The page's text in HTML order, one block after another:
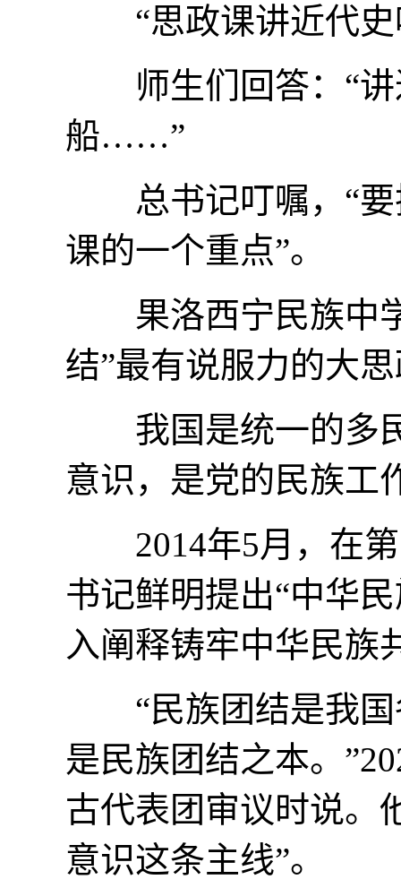
“思政课讲近代史
师生们回答：“讲
船……”
总书记叮嘱，“要
课的一个重点”。
果洛西宁民族中学
结”最有说服力的大
我国是统一的多民
意识，是党的民族工
2014年5月，在第
书记鲜明提出“中华
入阐释铸牢中华民族
“民族团结是我国
是民族团结之本。
古代表团审议时说。
意识这条主线”。